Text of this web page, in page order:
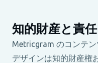
知的財産と責任
Metricgram のコンテン
デザインは知的財産権